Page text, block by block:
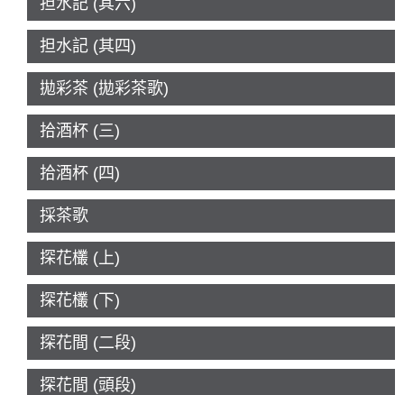
担水記 (其六)
担水記 (其四)
拋彩茶 (拋彩茶歌)
拾酒杯 (三)
拾酒杯 (四)
採茶歌
探花欉 (上)
探花欉 (下)
探花間 (二段)
探花間 (頭段)